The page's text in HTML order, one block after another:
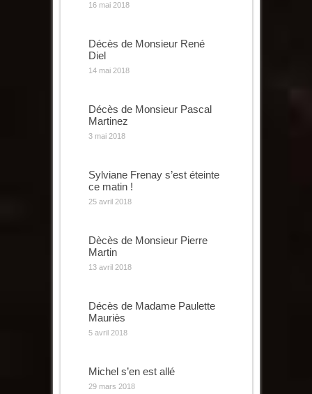
16 mai 2018
Décès de Monsieur René
Diel
14 mai 2018
Décès de Monsieur Pascal
Martinez
3 mai 2018
Sylviane Frenay s’est éteinte
ce matin !
25 avril 2018
Dècès de Monsieur Pierre
Martin
13 avril 2018
Décès de Madame Paulette
Mauriès
5 avril 2018
Michel s’en est allé
29 mars 2018